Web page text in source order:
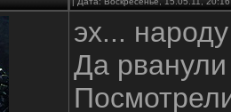
эх...
Да